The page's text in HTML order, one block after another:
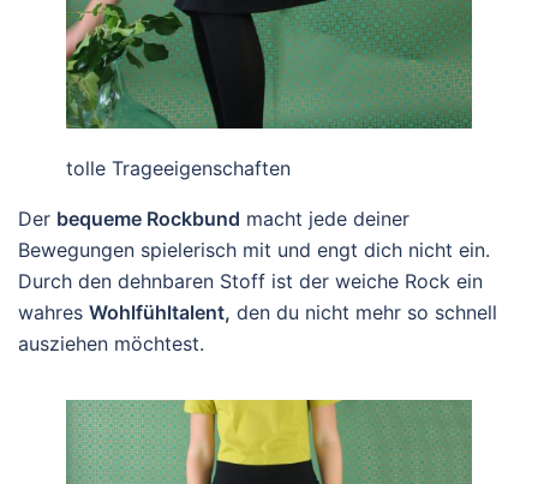
tolle Trageeigenschaften
Der bequeme Rockbund macht jede deiner
Bewegungen spielerisch mit und engt dich nicht ein.
Durch den dehnbaren Stoff ist der weiche Rock ein
wahres Wohlfühltalent, den du nicht mehr so schnell
ausziehen möchtest.